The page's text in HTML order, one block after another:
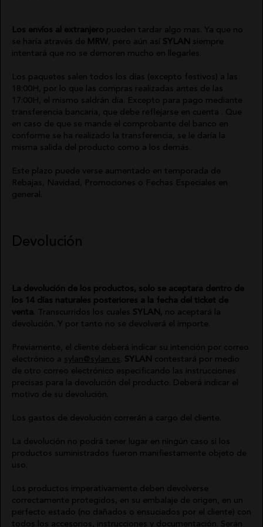
Los envíos al extranjero pueden tardar algo mas. Ya que no
se haría através de MRW, pero aún así SYLAN siempre
intentará que no se demoren mucho en llegarles.
Los paquetes salen todos los días (excepto festivos) a las
18:00H, por lo que las compras realizadas antes de las
17:00H, el mismo saldrán día. Excepto para pago mediante
transferencia bancaria, que debe reflejarse en cuenta . Que
en caso de que se mande el comprobante del banco en
conforme se ha realizado la transferencia, se le daría la
misma salida del producto como a los demás.
Este plazo puede verse aumentado en temporada de
Rebajas, Navidad, Promociones o Fechas Especiales en
general.
Devolución
La devolución de los productos, solo se aceptara dentro de
los 14 días naturales posteriores a la fecha del ticket de
venta . Transcurridos los cuales SYLAN, no aceptará la
devolución. Y por tanto no se devolverá el importe.
Previamente, el cliente deberá indicar su intención por correo
electrónico a sylan@sylan.es SYLAN contestará por medio
de otro correo electrónico especificando las instrucciones
precisas para la devolución del producto. Deberá indicar el
motivo de su devolución.
Los gastos de devolución correrán a cargo del cliente.
La devolución no podrá tener lugar en ningún caso si los
productos suministrados fueron manifiestamente objeto de
uso.
Los productos imperativamente deben devolverse
correctamente protegidos, en su embalaje de origen, en un
perfecto estado (no dañados o ensuciados por el cliente) con
todos los accesorios, instrucciones y documentación. Serán